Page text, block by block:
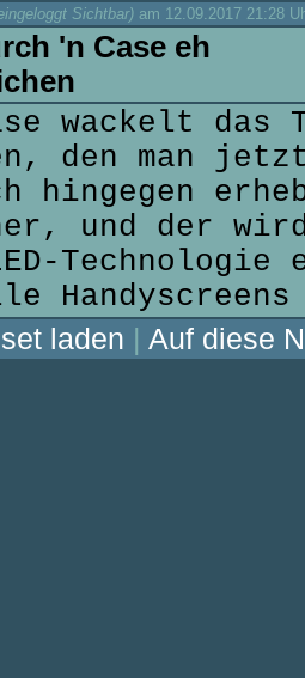
Sichtbar) am 12.09.2017 21:28
'n Case eh
wackelt das
den man
hingegen
und der
laden | Auf diese